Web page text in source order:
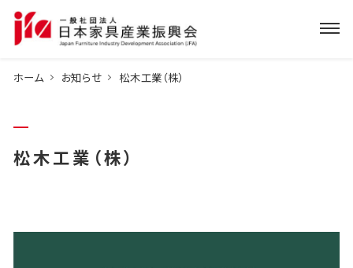
ホーム お知らせ 松木工業（株）
松木工業（株）